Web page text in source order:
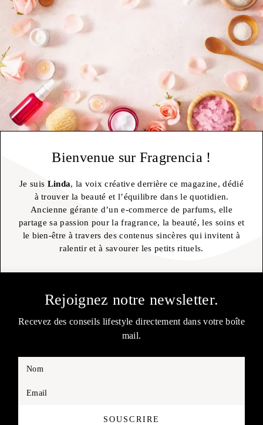
Bienvenue sur Fragrencia !
Je suis Linda, la voix créative derrière ce magazine, dédié
à trouver la beauté et l’équilibre dans le quotidien.
Ancienne gérante d’un e-commerce de parfums, elle
partage sa passion pour la fragrance, la beauté, les soins et
le bien-être à travers des contenus sincères qui invitent à
ralentir et à savourer les petits rituels.
Rejoignez notre newsletter.
Recevez des conseils lifestyle directement dans votre boîte
mail.
Nom
Email
SOUSCRIRE